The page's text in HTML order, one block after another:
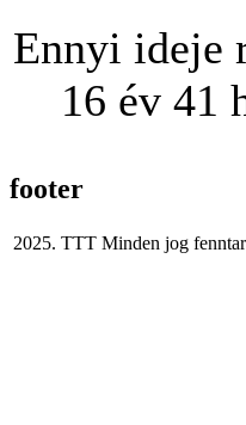
Ennyi ideje
16 év 41
footer
2025. TTT Minden jog